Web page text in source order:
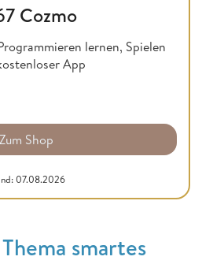
Cozmo
lernen, Spielen
App
Zum Shop
07.08.2026
smartes